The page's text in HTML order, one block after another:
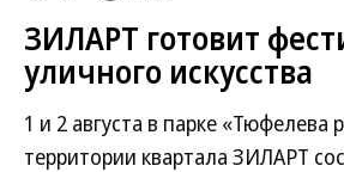
ЗИЛАРТ готовит
уличного искусства
1 и 2 августа в парке «Тюфелева
территории квартала ЗИЛАРТ